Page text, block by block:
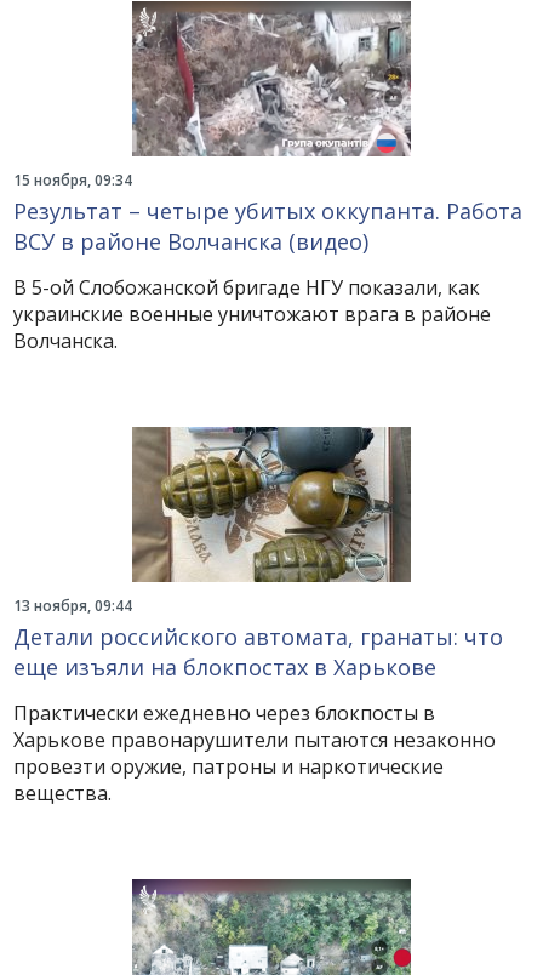
15 ноября, 09:34
Результат – четыре убитых оккупанта. Работа
ВСУ в районе Волчанска (видео)
В 5-ой Слобожанской бригаде НГУ показали, как
украинские военные уничтожают врага в районе
Волчанска.
13 ноября, 09:44
Детали российского автомата, гранаты: что
еще изъяли на блокпостах в Харькове
Практически ежедневно через блокпосты в
Харькове правонарушители пытаются незаконно
провезти оружие, патроны и наркотические
вещества.